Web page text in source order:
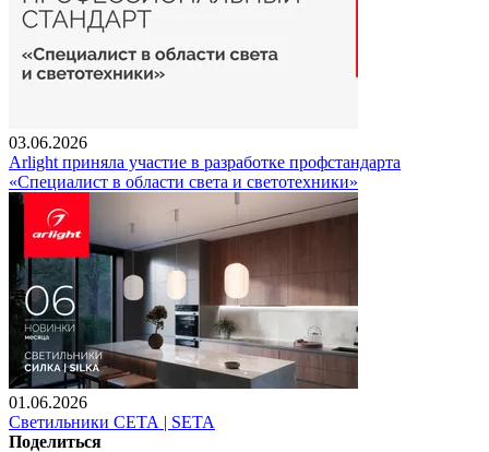
03.06.2026
Arlight приняла участие в разработке профстандарта
«Специалист в области света и светотехники»
01.06.2026
Светильники СЕТА | SETA
Поделиться